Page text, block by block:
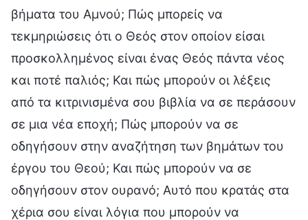
βήματα του Αμνού; Πώς μπορείς να
τεκμηριώσεις ότι ο Θεός στον οποίον είσαι
προσκολλημένος είναι ένας Θεός πάντα νέος
και ποτέ παλιός; Και πώς μπορούν οι λέξεις
από τα κιτρινισμένα σου βιβλία να σε περάσουν
σε μια νέα εποχή; Πώς μπορούν να σε
οδηγήσουν στην αναζήτηση των βημάτων του
έργου του Θεού; Και πώς μπορούν να σε
οδηγήσουν στον ουρανό; Αυτό που κρατάς στα
χέρια σου είναι λόγια που μπορούν να